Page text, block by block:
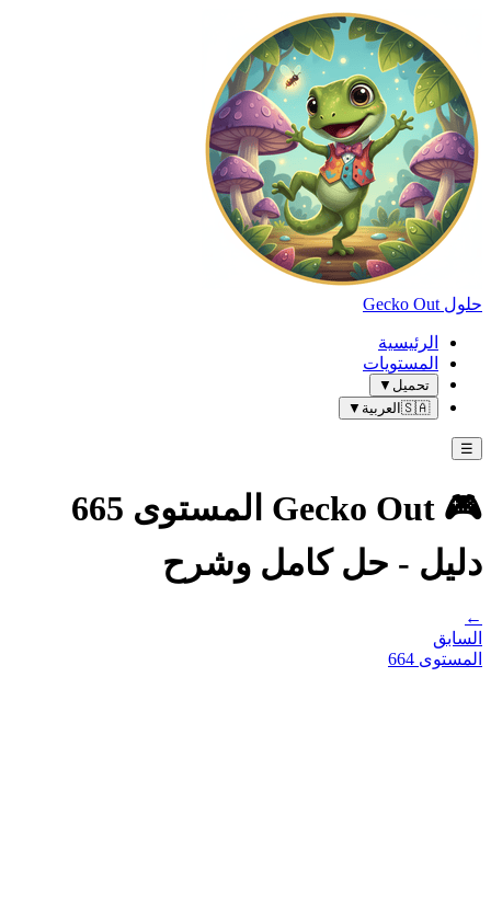
حلول Gecko Out
الرئيسية
المستويات
تحميل ▼
🇸🇦 العربية ▼
☰
🎮 Gecko Out المستوى 665
دليل - حل كامل وشرح
←
السابق
المستوى 664